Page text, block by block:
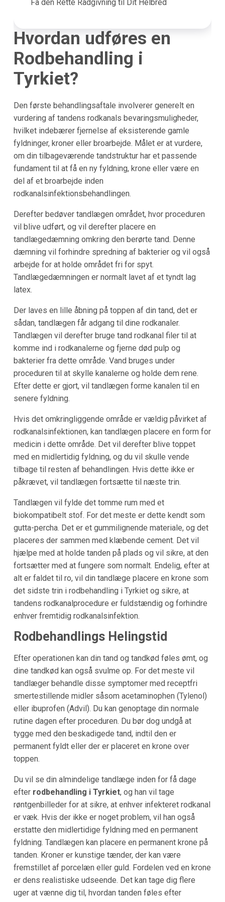
Få den Rette Rådgivning til Dit Helbred
Hvordan udføres en
Rodbehandling i
Tyrkiet?
Den første behandlingsaftale involverer generelt en
vurdering af tandens rodkanals bevaringsmuligheder,
hvilket indebærer fjernelse af eksisterende gamle
fyldninger, kroner eller broarbejde. Målet er at vurdere,
om din tilbageværende tandstruktur har et passende
fundament til at få en ny fyldning, krone eller være en
del af et broarbejde inden
rodkanalsinfektionsbehandlingen.
Derefter bedøver tandlægen området, hvor proceduren
vil blive udført, og vil derefter placere en
tandlægedæmning omkring den berørte tand. Denne
dæmning vil forhindre spredning af bakterier og vil også
arbejde for at holde området fri for spyt.
Tandlægedæmningen er normalt lavet af et tyndt lag
latex.
Der laves en lille åbning på toppen af din tand, det er
sådan, tandlægen får adgang til dine rodkanaler.
Tandlægen vil derefter bruge tand rodkanal filer til at
komme ind i rodkanalerne og fjerne død pulp og
bakterier fra dette område. Vand bruges under
proceduren til at skylle kanalerne og holde dem rene.
Efter dette er gjort, vil tandlægen forme kanalen til en
senere fyldning.
Hvis det omkringliggende område er vældig påvirket af
rodkanalsinfektionen, kan tandlægen placere en form for
medicin i dette område. Det vil derefter blive toppet
med en midlertidig fyldning, og du vil skulle vende
tilbage til resten af behandlingen. Hvis dette ikke er
påkrævet, vil tandlægen fortsætte til næste trin.
Tandlægen vil fylde det tomme rum med et
biokompatibelt stof. For det meste er dette kendt som
gutta-percha. Det er et gummilignende materiale, og det
placeres der sammen med klæbende cement. Det vil
hjælpe med at holde tanden på plads og vil sikre, at den
fortsætter med at fungere som normalt. Endelig, efter at
alt er faldet til ro, vil din tandlæge placere en krone som
det sidste trin i rodbehandling i Tyrkiet og sikre, at
tandens rodkanalprocedure er fuldstændig og forhindre
enhver fremtidig rodkanalsinfektion.
Rodbehandlings Helingstid
Efter operationen kan din tand og tandkød føles ømt, og
dine tandkød kan også svulme op. For det meste vil
tandlæger behandle disse symptomer med receptfri
smertestillende midler såsom acetaminophen (Tylenol)
eller ibuprofen (Advil). Du kan genoptage din normale
rutine dagen efter proceduren. Du bør dog undgå at
tygge med den beskadigede tand, indtil den er
permanent fyldt eller der er placeret en krone over
toppen.
Du vil se din almindelige tandlæge inden for få dage
efter rodbehandling i Tyrkiet, og han vil tage
røntgenbilleder for at sikre, at enhver infekteret rodkanal
er væk. Hvis der ikke er noget problem, vil han også
erstatte den midlertidige fyldning med en permanent
fyldning. Tandlægen kan placere en permanent krone på
tanden. Kroner er kunstige tænder, der kan være
fremstillet af porcelæn eller guld. Fordelen ved en krone
er dens realistiske udseende. Det kan tage dig flere
uger at vænne dig til, hvordan tanden føles efter